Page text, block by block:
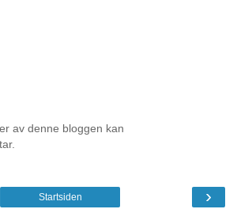
av denne bloggen kan
›
Startsiden